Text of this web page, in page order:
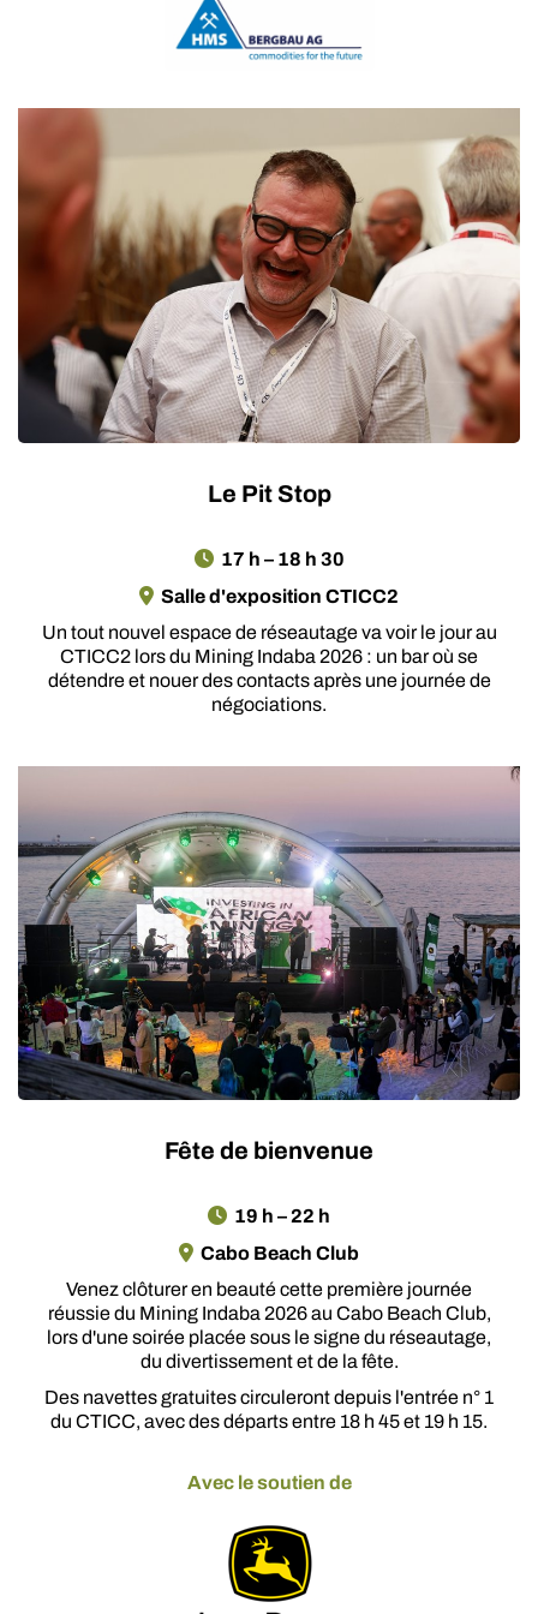
capitaux à long terme, et dans quels domaines
les partenariats entre investisseurs privés et
risques.
Intervenants
C. Derek Campbell
Président-directeur général
Emerald Global Resources
Modérateur
Leanne de Bassompierre
Rédacteur en chef de la rubrique Économie
Le Rapport sur l'Afrique
Le Pit Stop
17 h – 18 h 30
Salle d'exposition CTICC2
Un tout nouvel espace de réseautage va voir le jour au
CTICC2 lors du Mining Indaba 2026 : un bar où se
détendre et nouer des contacts après une journée de
négociations.
Fête de bienvenue
19 h – 22 h
Cabo Beach Club
Venez clôturer en beauté cette première journée
réussie du Mining Indaba 2026 au Cabo Beach Club,
lors d'une soirée placée sous le signe du réseautage,
du divertissement et de la fête.
Des navettes gratuites circuleront depuis l'entrée n° 1
du CTICC, avec des départs entre 18 h 45 et 19 h 15.
Avec le soutien de